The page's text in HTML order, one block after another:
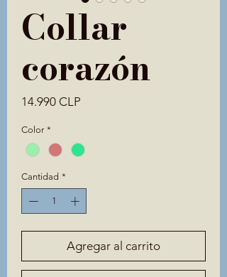
Collar
corazón
14.990 CLP
Color *
Cantidad *
Agregar al carrito